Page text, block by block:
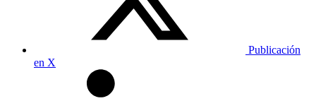
Publicación
en X